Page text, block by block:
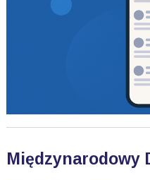
Międzynarodowy